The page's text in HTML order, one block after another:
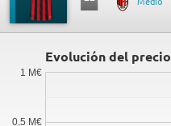
Evolución del precio
0,5 M€
1 M€